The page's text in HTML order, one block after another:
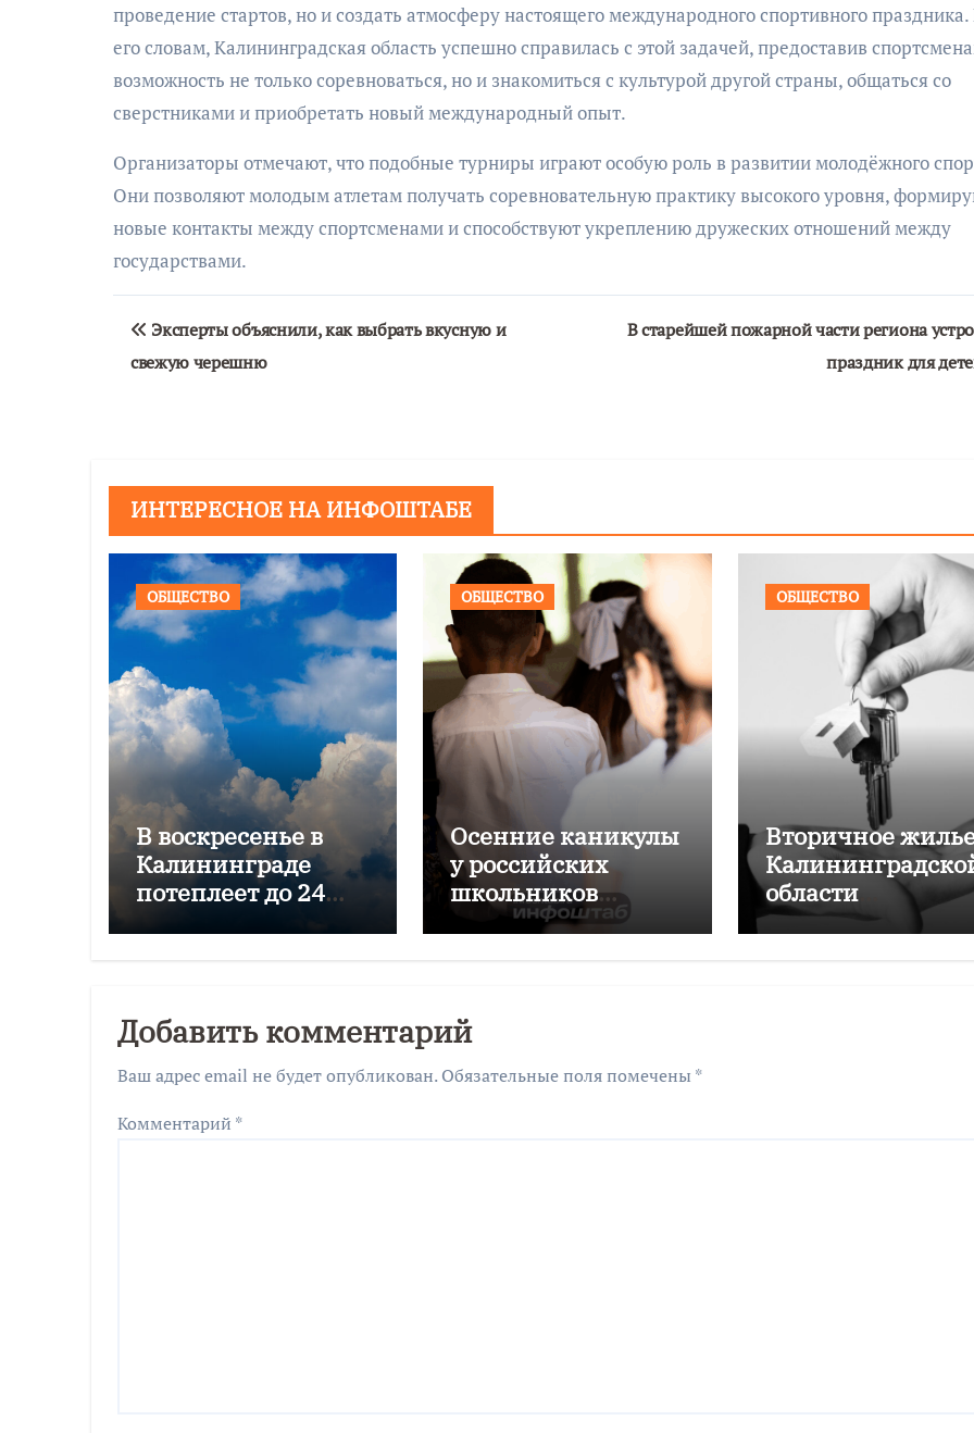
проведение стартов, но и создать атмосферу настоящего международного спортивного
его словам, Калининградская область успешно справилась с этой задачей, предоставив
возможность не только соревноваться, но и знакомиться с культурой другой страны, общаться со
сверстниками и приобретать новый международный опыт.
Организаторы отмечают, что подобные турниры играют особую роль в развитии молодёжного
Они позволяют молодым атлетам получать соревновательную практику высокого уровня,
новые контакты между спортсменами и способствуют укреплению дружеских отношений между
государствами.
Навигация
по
Эксперты объяснили, как выбрать вкусную и
свежую черешню
В старейшей пожарной части региона
праздник для
ИНТЕРЕСНОЕ НА ИНФОШТАБЕ
ОБЩЕСТВО
В воскресенье в
Калининграде
потеплеет до 24
градусов
ОБЩЕСТВО
Осенние каникулы
у российских
школьников
продлятся дольше
ОБЩЕСТВО
Вторичное
области
подорожало на
Добавить комментарий
Ваш адрес email не будет опубликован. Обязательные поля помечены *
Комментарий *